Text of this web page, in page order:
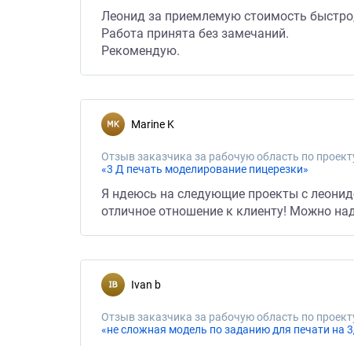
Леонид за приемлемую стоимость
Работа принята без замечаний.
Рекомендую.
Marine K
Отзыв заказчика за рабочую область по
«3 Д печать моделирование пицерезки»
Я ндеюсь на следующие проекты с
отличное отношение к клиенту! Можно
ivan b
Отзыв заказчика за рабочую область по
«не сложная модель по заданию для печати на